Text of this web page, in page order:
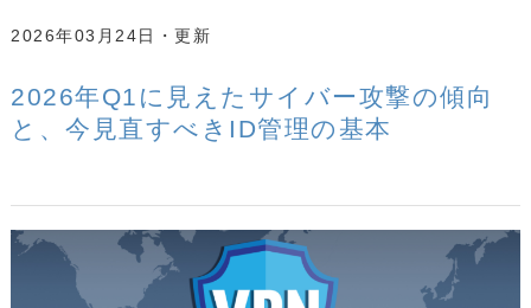
2026年03月24日
2026年Q1に見えたサイバー攻撃の傾向
と、今見直すべきID管理の基本